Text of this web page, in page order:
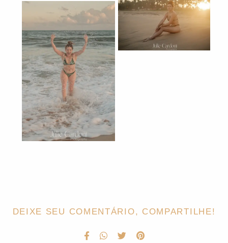
DEIXE SEU COMENTÁRIO, COMPARTILHE!